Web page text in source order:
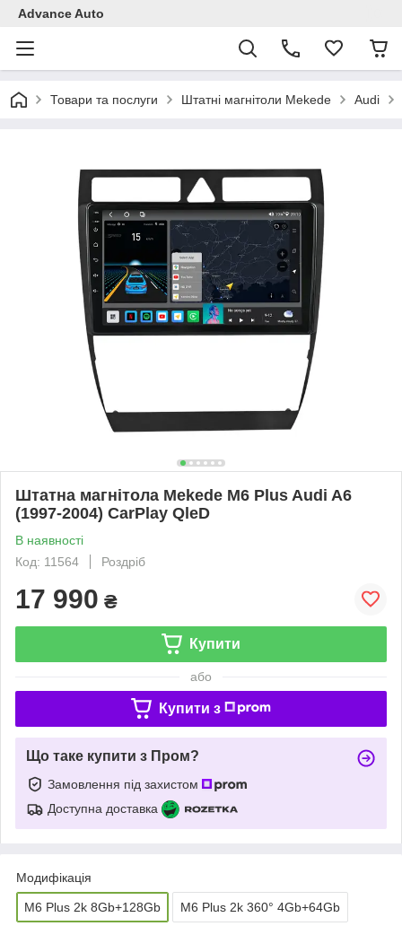
Advance Auto
Товари та послуги Штатні магнітоли Mekede Audi
Штатна магнітола Mekede M6 Plus Audi A6
(1997-2004) CarPlay QleD
В наявності
Код: 11564
Роздріб
17 990 ₴
Купити
або
Купити з
Що таке купити з Пром?
Замовлення під захистом
Доступна доставка
Модифікація
M6 Plus 2k 8Gb+128Gb M6 Plus 2k 360° 4Gb+64Gb